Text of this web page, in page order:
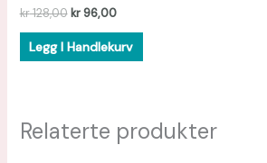
kr128,00 kr96,00
Legg I Handlekurv
Relaterte produkter